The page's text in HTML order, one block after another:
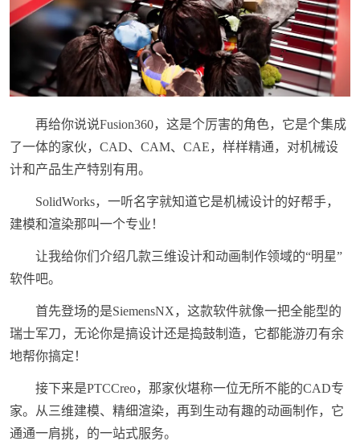
再给你说说Fusion360，这是个厉害的角色，它是个集成
了一体的家伙，CAD、CAM、CAE，样样精通，对机械设
计和产品生产特别有用。
SolidWorks，一听名字就知道它是机械设计的好帮手，
建模和渲染那叫一个专业！
让我给你们介绍几款三维设计和动画制作领域的“明星”
软件吧。
首先登场的是SiemensNX，这款软件就像一把全能型的
瑞士军刀，无论你是搞设计还是捣鼓制造，它都能游刃有余
地帮你搞定！
接下来是PTCCreo，那家伙堪称一位无所不能的CAD专
家。从三维建模、精细渲染，再到生动有趣的动画制作，它
通通一肩挑，的一站式服务。